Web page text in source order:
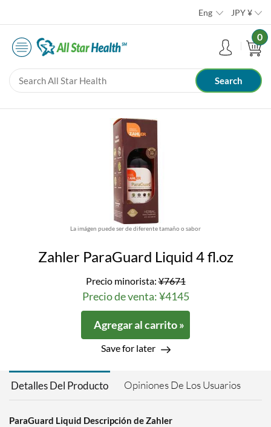
Eng JPY¥
0
La imágen puede ser de diferente tamaño o sabor
Zahler ParaGuard Liquid 4 fl.oz
Precio minorista:¥7671
Precio de venta: ¥4145
Agregar al carrito »
Save for later
Detalles Del Producto Opiniones De Los Usuarios
ParaGuard Liquid Descripción de Zahler